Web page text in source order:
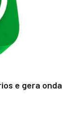
e gera onda